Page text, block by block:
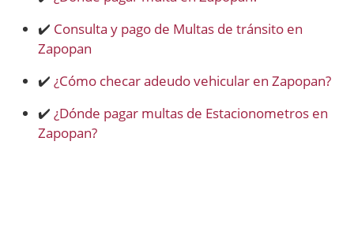
✔️ Consulta y pago de Multas de tránsito en
Zapopan
✔️ ¿Cómo checar adeudo vehicular en Zapopan?
✔️ ¿Dónde pagar multas de Estacionometros en
Zapopan?